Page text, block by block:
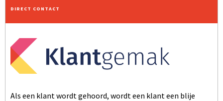
DIRECT CONTACT
Als een klant wordt gehoord, wordt een klant een blije